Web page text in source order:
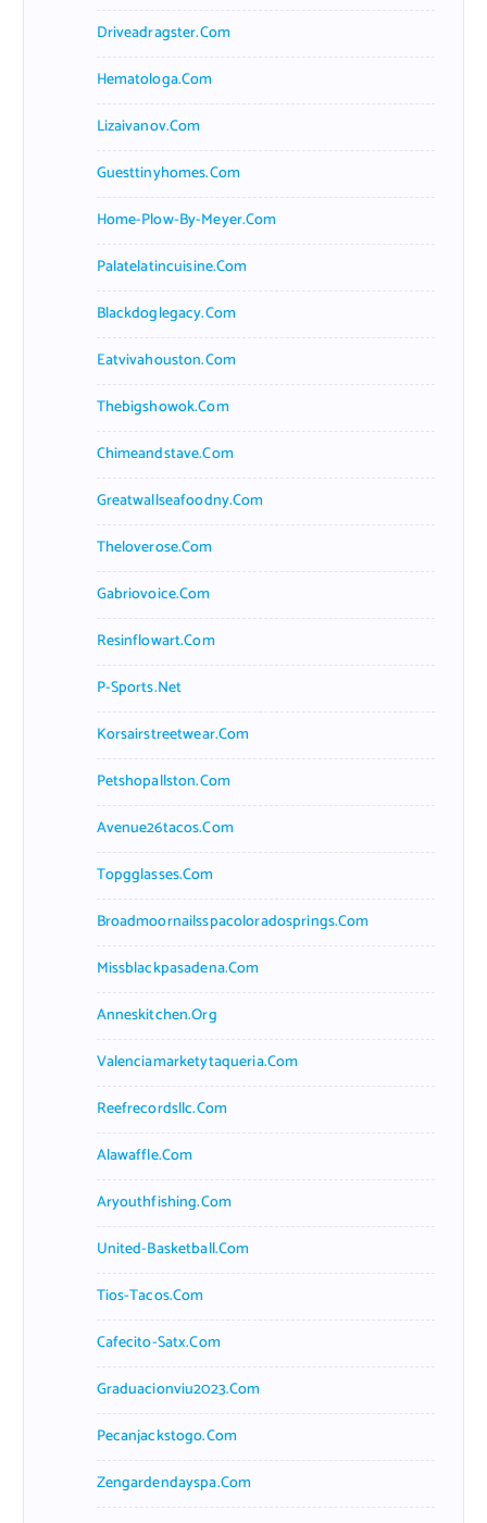
Driveadragster.com
Hematologa.com
Lizaivanov.com
Guesttinyhomes.com
Home-Plow-By-Meyer.com
Palatelatincuisine.com
Blackdoglegacy.com
Eatvivahouston.com
Thebigshowok.com
Chimeandstave.com
Greatwallseafoodny.com
Theloverose.com
Gabriovoice.com
Resinflowart.com
P-Sports.net
Korsairstreetwear.com
Petshopallston.com
Avenue26tacos.com
Topgglasses.com
Broadmoornailsspacoloradosprings.com
Missblackpasadena.com
Anneskitchen.org
Valenciamarketytaqueria.com
Reefrecordsllc.com
Alawaffle.com
Aryouthfishing.com
United-Basketball.com
Tios-Tacos.com
Cafecito-Satx.com
Graduacionviu2023.com
Pecanjackstogo.com
Zengardendayspa.com